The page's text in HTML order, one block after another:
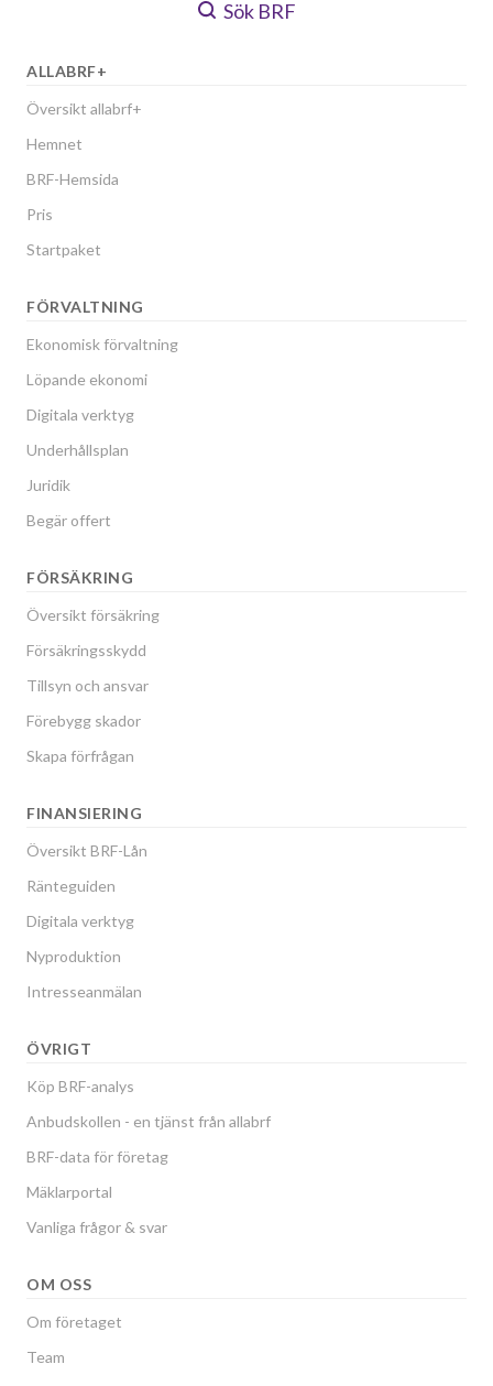
Sök BRF
ALLABRF+
Översikt allabrf+
Hemnet
BRF-Hemsida
Pris
Startpaket
FÖRVALTNING
Ekonomisk förvaltning
Löpande ekonomi
Digitala verktyg
Underhållsplan
Juridik
Begär offert
FÖRSÄKRING
Översikt försäkring
Försäkringsskydd
Tillsyn och ansvar
Förebygg skador
Skapa förfrågan
FINANSIERING
Översikt BRF-Lån
Ränteguiden
Digitala verktyg
Nyproduktion
Intresseanmälan
ÖVRIGT
Köp BRF-analys
Anbudskollen - en tjänst från allabrf
BRF-data för företag
Mäklarportal
Vanliga frågor & svar
OM OSS
Om företaget
Team